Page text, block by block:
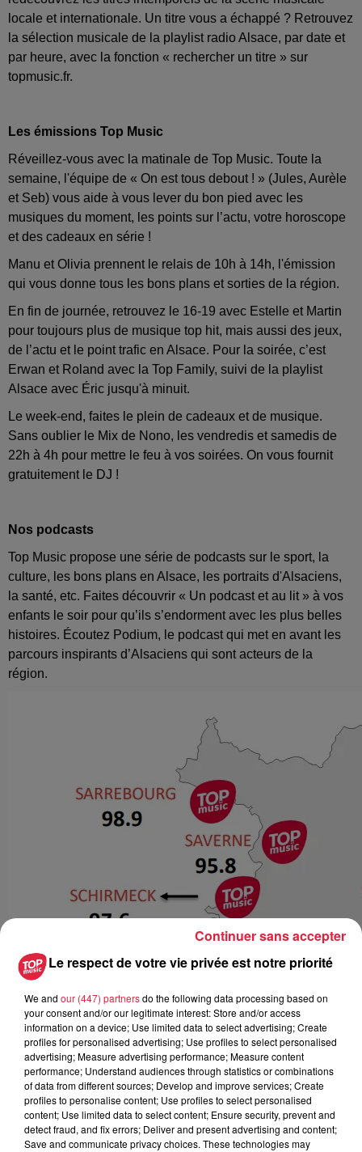
locale et internationale. Un titre vous a échappé ? Retrouvez
la sélection musicale de la playlist radio Alsace, par date et
par heure, avec la fonction « rechercher un titre » sur
topmusic.fr.
Les émissions Top Music
Réveillez-vous avec la matinale de Top Music. Toute la
semaine, l'équipe de « On est tous debout ! » (Jules, Aurèle
et Seb) vous aide à vous lever du bon pied avec les
musiques du moment, les points sur l’actu, votre horoscope
et des cadeaux en série !
Manu et Olivia prennent le relais de 10h à 14h, l'émission
qui vous donne tous les bons plans et sorties de la région.
En fin de journée, retrouvez le 16-19 avec Estelle et Martin
pour toujours plus de musique top hit, mais aussi des jeux,
de l’actu et le point trafic en Alsace. Pour la soirée, c’est
Erwan et Roland avec la Top Family, suivi de la playlist
Alsace avec Éric jusqu'à minuit.
Le week-end, faites le plein de cadeaux et de musique.
Sans oublier le Mix de Nono, les vendredis et samedis de
22h à 4h pour mettre le feu à vos soirées. On vous fournit
gratuitement le DJ !
Nos podcasts
Top Music propose une série de podcasts sur le sport, la
culture, les bons plans en Alsace, les portraits d'Alsaciens,
la santé, etc. Faites découvrir « Un podcast et au lit » à vos
enfants le soir pour qu’ils s’endorment avec les plus belles
histoires. Écoutez Podium, le podcast qui met en avant les
parcours inspirants d’Alsaciens qui sont acteurs de la
région.
Le respect de votre vie privée est notre priorité
We and our (447) partnersdo the following data processing based on
your consent and/or our legitimate interest: Store and/or access
information on a device; Use limited data to select advertising; Create
profiles for personalised advertising; Use profiles to select personalised
advertising; Measure advertising performance; Measure content
performance; Understand audiences through statistics or combinations
of data from different sources; Develop and improve services; Create
profiles to personalise content; Use profiles to select personalised
content; Use limited data to select content; Ensure security, prevent and
detect fraud, and fix errors; Deliver and present advertising and content;
Save and communicate privacy choices. These technologies may
Continuer sans accepter